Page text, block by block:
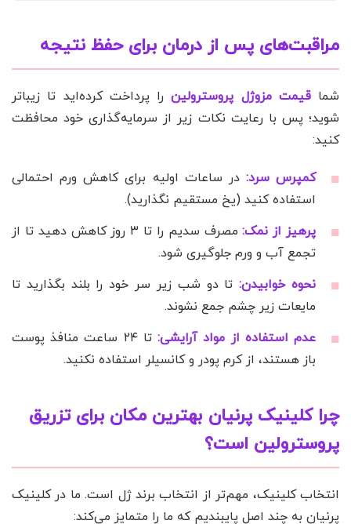
مراقبت‌های پس از درمان برای حفظ نتیجه
شماقیمت مزوژل پروسترولینرا پرداخت کرده‌اید تا زیباتر
شوید؛ پس با رعایت نکات زیر از سرمایه‌گذاری خود محافظت
کنید:
کمپرس سرد: در ساعات اولیه برای کاهش ورم احتمالی
استفاده کنید (یخ مستقیم نگذارید).
پرهیز از نمک:
مصرف سدیم را تا ۳ روز کاهش دهید تا از
تجمع آب و ورم جلوگیری شود.
نحوه خوابیدن:تا دو شب زیر سر خود را بلند بگذارید تا
مایعات زیر چشم جمع نشوند.
عدم استفاده از مواد آرایشی:
تا ۲۴ ساعت منافذ پوست
باز هستند، از کرم پودر و کانسیلر استفاده نکنید.
چراکلینیک پرنیان بهترین مکان برای تزریق
پروسترولین است؟
انتخاب کلینیک، مهم‌تر از انتخاب برند ژل است. ما در کلینیک
پرنیان به چند اصل پایبندیم که ما را متمایز می‌کند: